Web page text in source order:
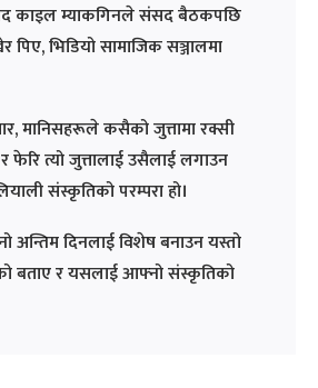
काइल म्याकगिनले संसद बैठकपछि
पिए, भिडियो सामाजिक सञ्जालमा
मानिसहरूले कसैको जुत्तामा रक्सी
फेरि त्यो जुत्तालाई उसैलाई लगाउन
संस्कृतिको परम्परा हो।
अन्तिम दिनलाई विशेष बनाउन यस्तो
बताए र यसलाई आफ्नो संस्कृतिको